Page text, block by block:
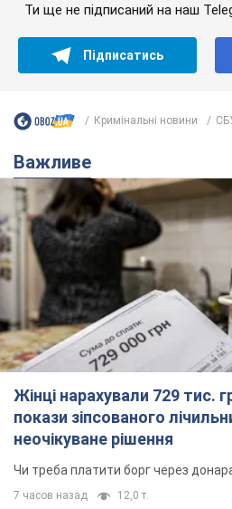
Ти ще не підписаний на наш
Підписатись
Кримінальні новини
Важливе
Жінці нарахували 729 тис.
покази зіпсованого
неочікуване рішення
Чи треба платити борг через
7 часов назад 12,0 т.